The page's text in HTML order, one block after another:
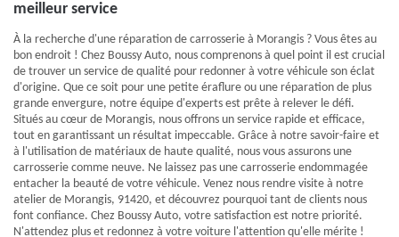
meilleur service
À la recherche d'une réparation de carrosserie à Morangis ? Vous êtes au
bon endroit ! Chez Boussy Auto, nous comprenons à quel point il est crucial
de trouver un service de qualité pour redonner à votre véhicule son éclat
d'origine. Que ce soit pour une petite éraflure ou une réparation de plus
grande envergure, notre équipe d'experts est prête à relever le défi.
Situés au cœur de Morangis, nous offrons un service rapide et efficace,
tout en garantissant un résultat impeccable. Grâce à notre savoir-faire et
à l'utilisation de matériaux de haute qualité, nous vous assurons une
carrosserie comme neuve. Ne laissez pas une carrosserie endommagée
entacher la beauté de votre véhicule. Venez nous rendre visite à notre
atelier de Morangis, 91420, et découvrez pourquoi tant de clients nous
font confiance. Chez Boussy Auto, votre satisfaction est notre priorité.
N'attendez plus et redonnez à votre voiture l'attention qu'elle mérite !